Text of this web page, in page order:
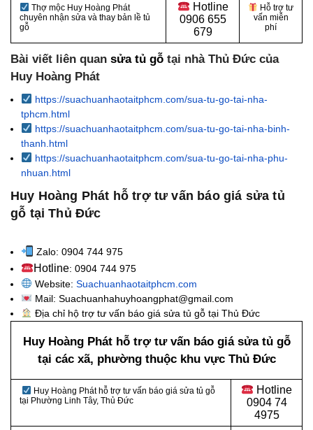
Thợ mộc Huy Hoàng Phát
chuyên nhận sửa và thay bản lề tủ
gỗ
Hotline
0906 655
679
Hỗ trợ tư
vấn miễn
phí
Bài viết liên quan sửa tủ gỗ tại nhà Thủ Đức của
Huy Hoàng Phát
https://suachuanhaotaitphcm.com/sua-tu-go-tai-nha-
tphcm.html
https://suachuanhaotaitphcm.com/sua-tu-go-tai-nha-binh-
thanh.html
https://suachuanhaotaitphcm.com/sua-tu-go-tai-nha-phu-
nhuan.html
Huy Hoàng Phát hỗ trợ tư vấn báo giá sửa tủ
gỗ tại Thủ Đức
Zalo: 0904 744 975
Hotline: 0904 744 975
Website: Suachuanhaotaitphcm.com
Mail: Suachuanhahuyhoangphat@gmail.com
Địa chỉ hộ trợ tư vấn báo giá sửa tủ gỗ tại Thủ Đức
Huy Hoàng Phát hỗ trợ tư vấn báo giá sửa tủ gỗ
tại các xã, phường thuộc khu vực Thủ Đức
Huy Hoàng Phát hỗ trợ tư vấn báo giá sửa tủ gỗ
tại Phường Linh Tây, Thủ Đức
Hotline
0904 74
4975